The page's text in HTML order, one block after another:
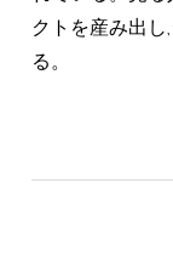
クトを産み出
る。